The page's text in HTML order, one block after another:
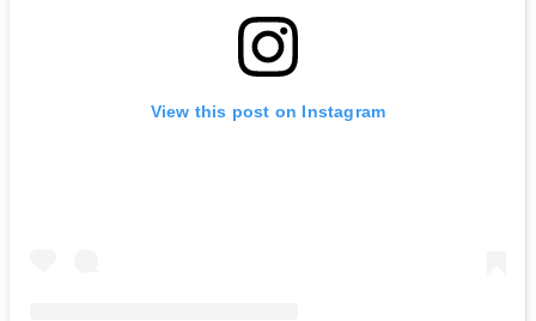
View this post on Instagram